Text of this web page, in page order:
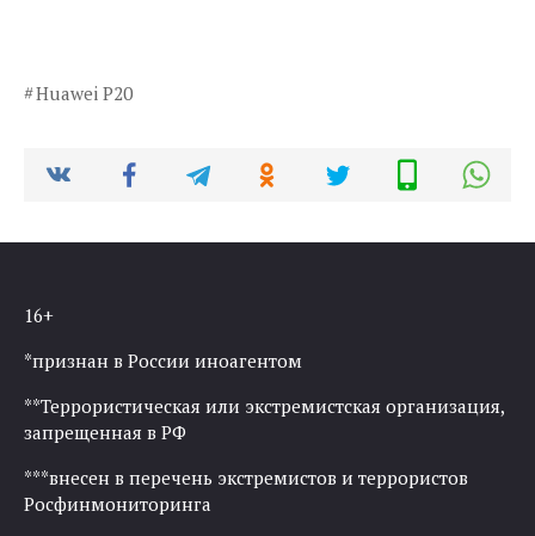
Huawei P20
16+
*признан в России иноагентом
**Террористическая или экстремистская организация,
запрещенная в РФ
***внесен в перечень экстремистов и террористов
Росфинмониторинга